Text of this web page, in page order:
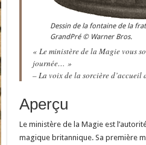
Dessin de la fontaine de la
GrandPré © Warner Bros.
« Le ministère de la Magie vous
journée… »
– La voix de la sorcière d’accueil
Aperçu
Le ministère de la Magie est
magique britannique. Sa première